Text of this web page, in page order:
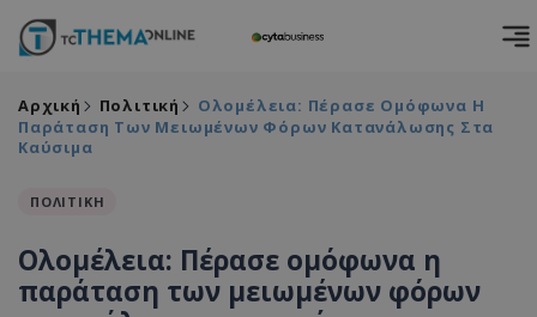
Αρχική Πολιτική
Ολομέλεια: Πέρασε Ομόφωνα Η
Παράταση Των Μειωμένων Φόρων Κατανάλωσης Στα
Καύσιμα
ΠΟΛΙΤΙΚΗ
Ολομέλεια: Πέρασε ομόφωνα η
παράταση των μειωμένων φόρων